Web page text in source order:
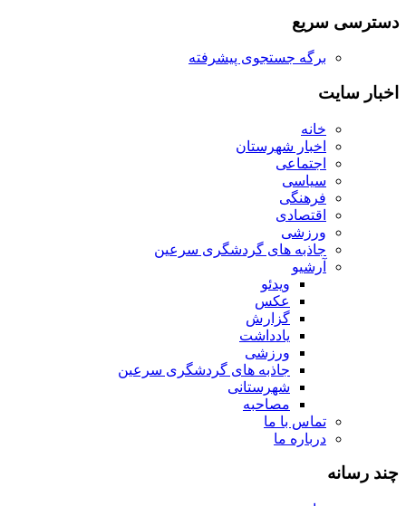
دسترسی سریع
برگه جستجوی پیشرفته
اخبار سایت
خانه
اخبار شهرستان
اجتماعی
سیاسی
فرهنگی
اقتصادی
ورزشی
جاذبه های گردشگری سرعین
آرشیو
ویدئو
عکس
گزارش
یادداشت
ورزشی
جاذبه های گردشگری سرعین
شهرستانی
مصاحبه
تماس با ما
درباره ما
چند رسانه